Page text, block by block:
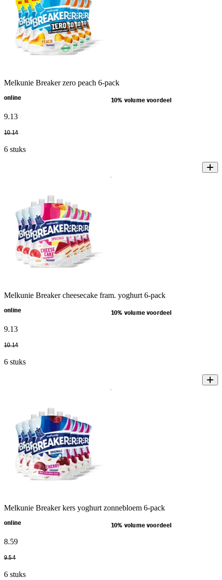
Melkunie Breaker zero peach 6-pack
online 10% volume voordeel
9.13
10.14
6 stuks
Melkunie Breaker cheesecake fram. yoghurt 6-pack
online 10% volume voordeel
9.13
10.14
6 stuks
Melkunie Breaker kers yoghurt zonnebloem 6-pack
online 10% volume voordeel
8.59
9.54
6 stuks